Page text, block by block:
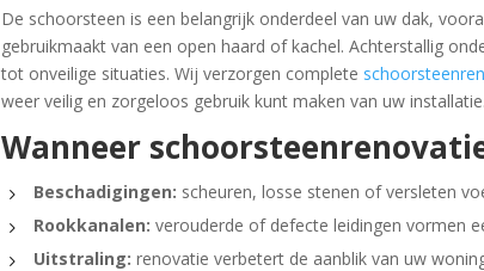
De schoorsteen is een belangrijk onderdeel van uw dak,
gebruikmaakt van een open haard of kachel. Achterstallig
tot onveilige situaties. Wij verzorgen complete
weer veilig en zorgeloos gebruik kunt maken van uw installatie.
Wanneer
Beschadigingen: scheuren, losse stenen of versleten
Rookkanalen: verouderde of defecte leidingen vormen
Uitstraling: renovatie verbetert de aanblik van uw